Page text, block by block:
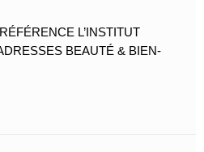
L’INSTITUT
BEAUTÉ & BIEN-